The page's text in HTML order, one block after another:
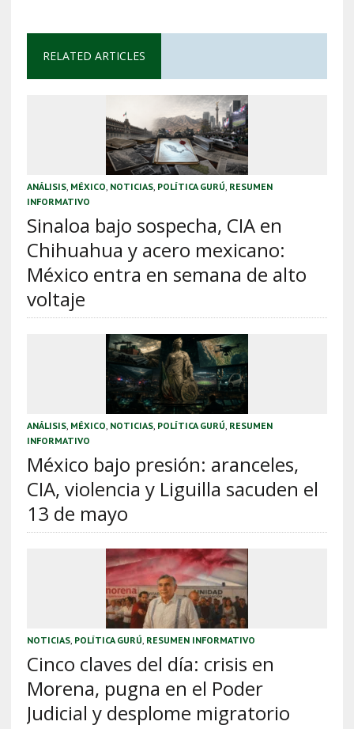
RELATED ARTICLES
ANÁLISIS, MÉXICO NOTICIAS, POLÍTICA GURÚ RESUMEN
INFORMATIVO
Sinaloa bajo sospecha, CIA en
Chihuahua y acero mexicano:
México entra en semana de alto
voltaje
ANÁLISIS, MÉXICO NOTICIAS, POLÍTICA GURÚ RESUMEN
INFORMATIVO
México bajo presión: aranceles,
CIA, violencia y Liguilla sacuden el
13 de mayo
NOTICIAS, POLÍTICA GURÚ RESUMEN INFORMATIVO
Cinco claves del día: crisis en
Morena, pugna en el Poder
Judicial y desplome migratorio